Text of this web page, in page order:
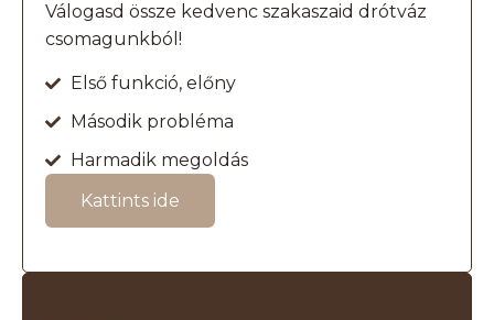
Válogasd össze kedvenc szakaszaid drótváz
csomagunkból!
Első funkció, előny
Második probléma
Harmadik megoldás
Kattints ide